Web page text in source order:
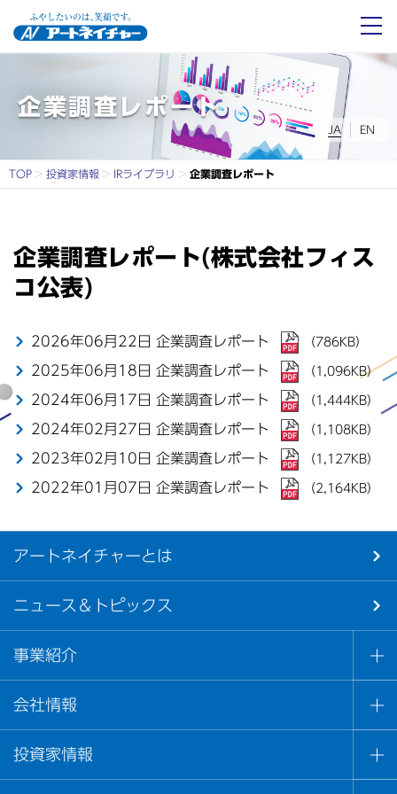
企業調査レポート
企業調査レポート
JA EN
TOP 投資家情報 IRライブラリ 企業調査レポート
企業調査レポート(株式会社フィス
コ公表)
2026年06月22日 企業調査レポート （786KB）
2025年06月18日 企業調査レポート （1,096KB）
2024年06月17日 企業調査レポート （1,444KB）
2024年02月27日 企業調査レポート （1,108KB）
2023年02月10日 企業調査レポート （1,127KB）
2022年01月07日 企業調査レポート （2,164KB）
アートネイチャーとは
ニュース＆トピックス
事業紹介
会社情報
投資家情報
アートネイチャーとは
会社情報
投資家情報
サステナビリティ
商品情報
JA EN